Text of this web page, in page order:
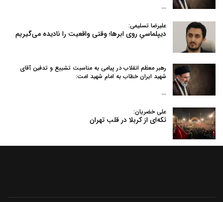
…
علیرضا تسلیمی:
دیپلماسیِ روی ابرها؛ وقتی واقعیت را نادیده می‌گیریم
رهبر معظم انقلاب در پیامی به‌ مناسبت تشییع و تدفین آقای
شهید ایران خطاب به امام شهید امت:
…
علی خضریان:
تکه‌ای از کربلا در قلب تهران